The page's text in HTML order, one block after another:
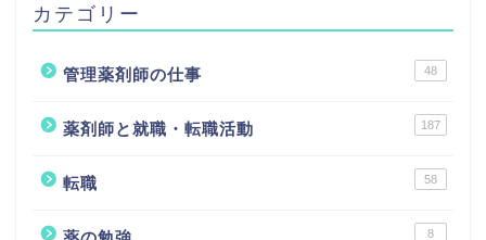
カテゴリー
管理薬剤師の仕事 48
薬剤師と就職・転職活動 187
転職 58
8